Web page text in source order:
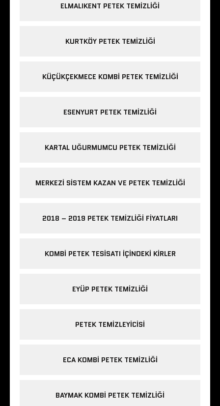
ELMALIKENT PETEK TEMIZLIĞI
KURTKÖY PETEK TEMIZLIĞI
KÜÇÜKÇEKMECE KOMBI PETEK TEMIZLIĞI
ESENYURT PETEK TEMIZLIĞI
KARTAL UĞURMUMCU PETEK TEMIZLIĞI
MERKEZI SISTEM KAZAN VE PETEK TEMIZLIĞI
2018 – 2019 PETEK TEMIZLIĞI FIYATLARI
KOMBI PETEK TESISATI IÇINDEKI KIRLER
EYÜP PETEK TEMIZLIĞI
PETEK TEMIZLEYICISI
ECA KOMBI PETEK TEMIZLIĞI
BAYMAK KOMBI PETEK TEMIZLIĞI